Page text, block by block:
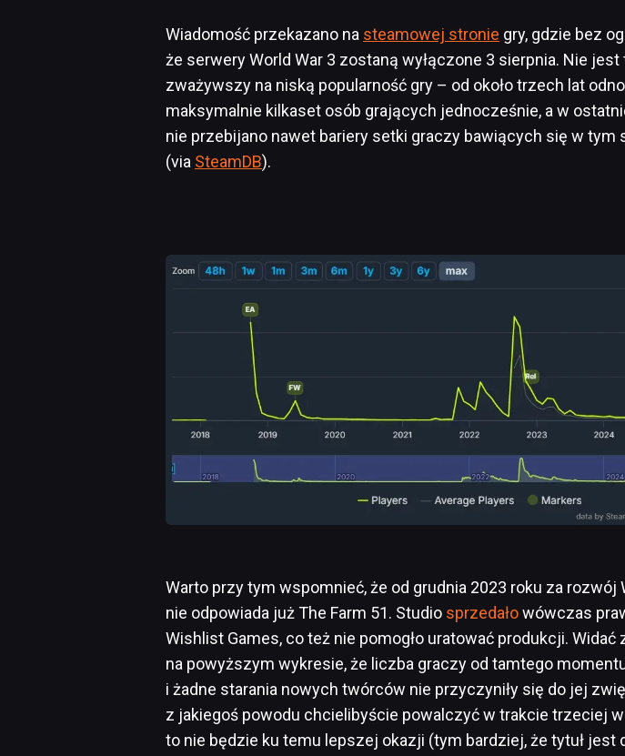
Wiadomość przekazano na steamowej stronie gry, gdzie bez
że serwery World War 3 zostaną wyłączone 3 sierpnia. Nie
zważywszy na niską popularność gry – od około trzech lat
maksymalnie kilkaset osób grających jednocześnie, a w
nie przebijano nawet bariery setki graczy bawiących się w tym
(via SteamDB).
Warto przy tym wspomnieć, że od grudnia 2023 roku za rozwój
nie odpowiada już The Farm 51. Studio sprzedałowówczas
Wishlist Games, co też nie pomogło uratować produkcji. Widać
na powyższym wykresie, że liczba graczy od tamtego
i żadne starania nowych twórców nie przyczyniły się do jej
z jakiegoś powodu chcielibyście powalczyć w trakcie trzeciej
to nie będzie ku temu lepszej okazji (tym bardziej, że tytuł jest